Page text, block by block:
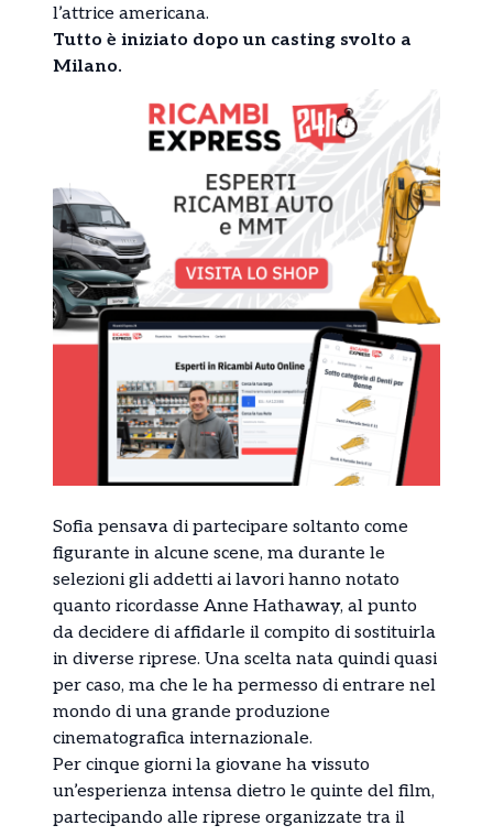
l’attrice americana.
Tutto è iniziato dopo un casting svolto a
Milano.
Sofia pensava di partecipare soltanto come
figurante in alcune scene, ma durante le
selezioni gli addetti ai lavori hanno notato
quanto ricordasse Anne Hathaway, al punto
da decidere di affidarle il compito di sostituirla
in diverse riprese. Una scelta nata quindi quasi
per caso, ma che le ha permesso di entrare nel
mondo di una grande produzione
cinematografica internazionale.
Per cinque giorni la giovane ha vissuto
un’esperienza intensa dietro le quinte del film,
partecipando alle riprese organizzate tra il